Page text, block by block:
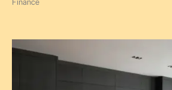
Finance